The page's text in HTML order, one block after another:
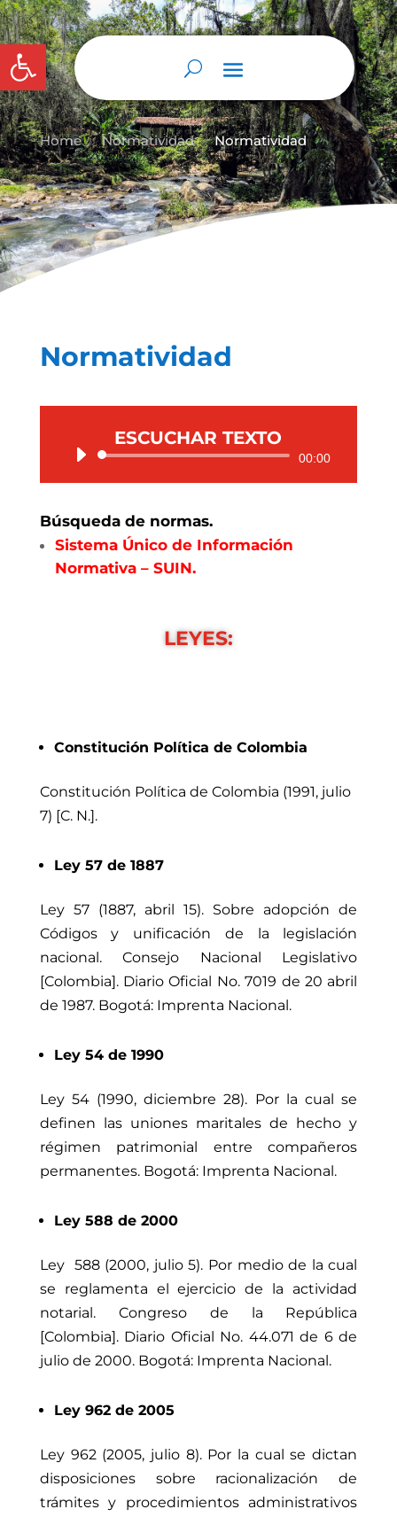
Abrir barra de herramientas
Home 9 Normatividad 9 Normatividad
Normatividad
ESCUCHAR TEXTO
Reproductor
de
00:00
Búsqueda de normas.
Sistema Único de Información
Normativa – SUIN.
LEYES:
Constitución Política de Colombia
Constitución Política de Colombia (1991, julio
7) [C. N.].
Ley 57 de 1887
Ley 57 (1887, abril 15). Sobre adopción de
Códigos y unificación de la legislación
nacional. Consejo Nacional Legislativo
[Colombia]. Diario Oficial No.7019 de 20 abril
de 1987. Bogotá: Imprenta Nacional.
Ley 54 de 1990
Ley 54 (1990, diciembre 28). Por la cual se
definen las uniones maritales de hecho y
régimen patrimonial entre compañeros
permanentes. Bogotá: Imprenta Nacional.
Ley 588 de 2000
Ley 588 (2000, julio 5). Por medio de la cual
se reglamenta el ejercicio de la actividad
notarial.
Congreso de la República
[Colombia]. Diario Oficial No. 44.071 de 6 de
julio de 2000. Bogotá: Imprenta Nacional.
Ley 962 de 2005
Ley 962 (2005, julio 8). Por la cual se dictan
disposiciones sobre racionalización de
trámites y procedimientos administrativos